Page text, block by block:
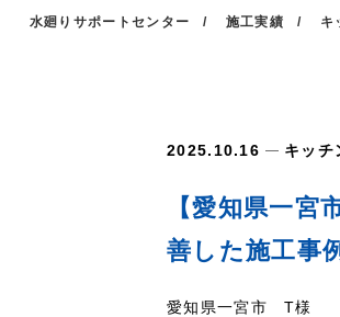
水廻りサポートセンター 施工実績 キ
2025.10.16 キッチ
【愛知県一
善した施工事
愛知県一宮市 T様